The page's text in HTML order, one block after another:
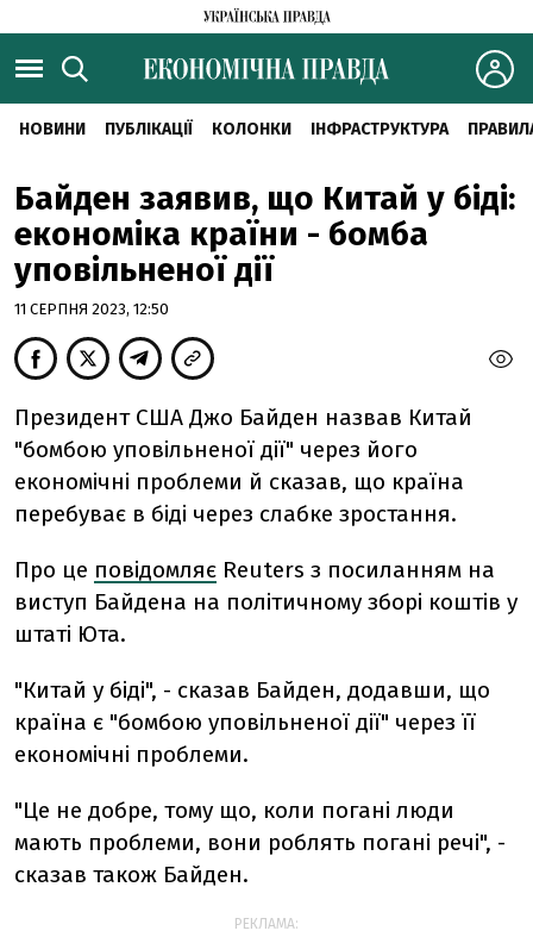
НОВИНИ ПУБЛІКАЦІЇ КОЛОНКИ ІНФРАСТРУКТУРА
Байден заявив, що Китай у біді:
економіка країни - бомба
уповільненої дії
11 СЕРПНЯ 2023, 12:50
Президент США Джо Байден назвав Китай
"бомбою уповільненої дії" через його
економічні проблеми й сказав, що країна
перебуває в біді через слабке зростання.
Про це повідомляє Reuters з посиланням на
виступ Байдена на політичному зборі коштів у
штаті Юта.
"Китай у біді", - сказав Байден, додавши, що
країна є "бомбою уповільненої дії" через її
економічні проблеми.
"Це не добре, тому що, коли погані люди
мають проблеми, вони роблять погані речі", -
сказав також Байден.
РЕКЛАМА: